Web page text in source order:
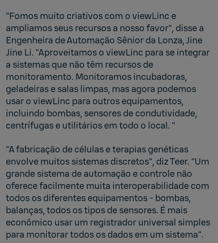
“Fomos muito criativos com o viewLinc e
ampliamos seus recursos a nosso favor”, disse a
Engenheira de Automação Sênior da Lonza, Jine
Jine Li. “Aproveitamos o viewLinc para se integrar
a sistemas que não têm recursos de
monitoramento. Monitoramos incubadoras,
geladeiras e salas limpas, mas agora podemos
usar o viewLinc para outros equipamentos,
incluindo bombas, sensores de condutividade,
centrífugas e utilitários em todo o local. ”
“A fabricação de células e terapias genéticas
envolve muitos sistemas discretos”, diz Teer. “Um
grande sistema de automação e controle não
oferece facilmente muita interoperabilidade com
todos os diferentes equipamentos - bombas,
balanças, todos os tipos de sensores. É mais
econômico usar um registrador universal simples
para monitorar todos os dados em um sistema”.